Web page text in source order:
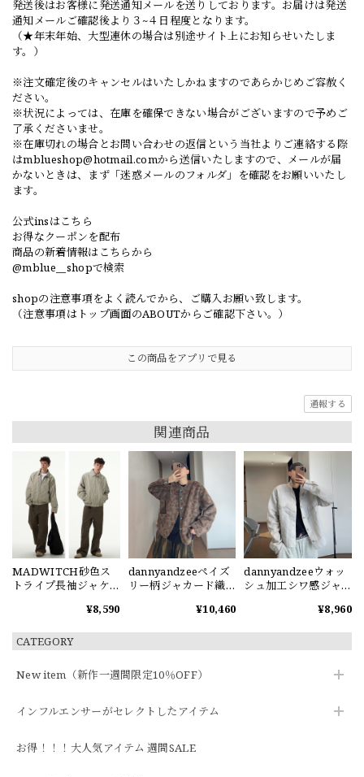
CATEGORY
New item（新作一週間限定10％OFF）
インフルエンサーがセレクトしたアイテム
お得！！！大人気アイテム 週間SALE
発送後はお客様に発送通知メールを送りしております。お届けは発送
通知メールご確認後より３~４日程度となります。
（★年末年始、大型連休の場合は別途サイト上にお知らせいたしま
す。）
※注文確定後のキャンセルはいたしかねますのであらかじめご容赦く
ださい。
※状況によっては、在庫を確保できない場合がございますので予めご
了承くださいませ。
※在庫切れの場合とお問い合わせの返信という当社よりご連絡する際
はmblueshop@hotmail.comから送信いたしますので、メールが届
かないときは、まず「迷惑メールのフォルダ」を確認をお願いいたし
ます。
公式insはこちら
お得なクーポンを配布
商品の新着情報はこちらから
@mblue__shopで検索
shopの注意事項をよく読んでから、ご購入お願い致します。
（注意事項はトップ画面のABOUTからご確認下さい。）
この商品をアプリで見る
通報する
関連商品
MADWITCH砂色ス
トライプ長袖ジャケ
¥8,590
dannyandzeeペイズ
リー柄ジャカード織
¥10,460
dannyandzeeウォッ
シュ加工シワ感ジャ
¥8,960